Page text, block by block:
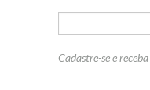
Cadastre-se e